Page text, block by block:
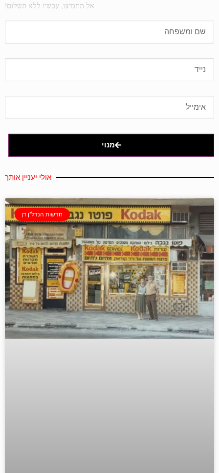
אל תחמיצו, עכשיו ללא תשלום!
מנוי
אולי יעניין אותך
חדשות הנדל"ן דן